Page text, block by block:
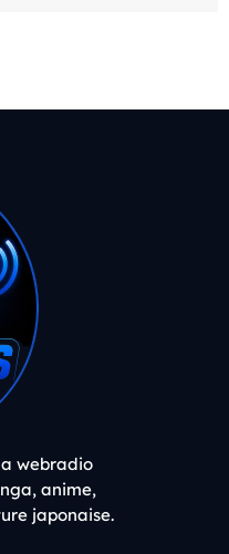
webradio
anime,
japonaise.